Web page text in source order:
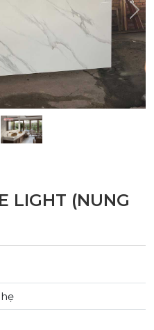
LIGHT (NUNG